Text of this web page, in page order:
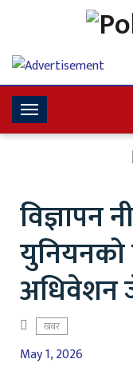
Toggle
Navigation
विज्ञापन
युनियनको
अधिवेशन
खबर
May 1, 2026